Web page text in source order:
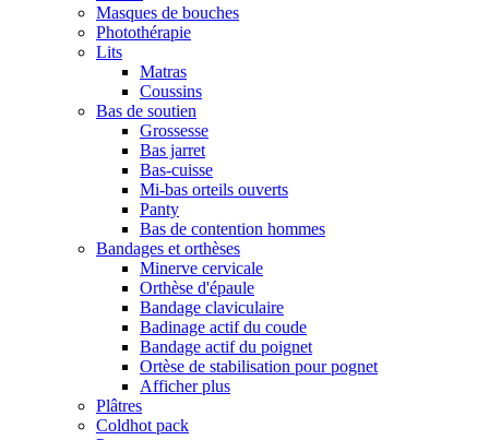
Masques de bouches
Photothérapie
Lits
Matras
Coussins
Bas de soutien
Grossesse
Bas jarret
Bas-cuisse
Mi-bas orteils ouverts
Panty
Bas de contention hommes
Bandages et orthèses
Minerve cervicale
Orthèse d'épaule
Bandage claviculaire
Badinage actif du coude
Bandage actif du poignet
Ortèse de stabilisation pour pognet
Afficher plus
Plâtres
Coldhot pack